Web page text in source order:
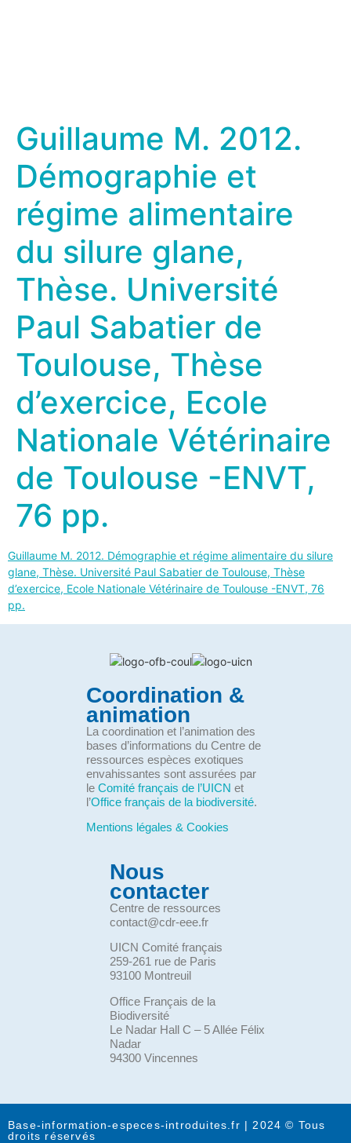
Guillaume M. 2012.
Démographie et
régime alimentaire
du silure glane,
Thèse. Université
Paul Sabatier de
Toulouse, Thèse
d’exercice, Ecole
Nationale Vétérinaire
de Toulouse -ENVT,
76 pp.
Guillaume M. 2012. Démographie et régime alimentaire du silure
glane, Thèse. Université Paul Sabatier de Toulouse, Thèse
d’exercice, Ecole Nationale Vétérinaire de Toulouse -ENVT, 76
pp.
Coordination &
animation
La coordination et l’animation des
bases d’informations du Centre de
ressources espèces exotiques
envahissantes sont assurées par
le Comité français de l’UICN et
l’Office français de la biodiversité.
Mentions légales & Cookies
Nous
contacter
Centre de ressources
contact@cdr-eee.fr
UICN Comité français
259-261 rue de Paris
93100 Montreuil
Office Français de la
Biodiversité
Le Nadar Hall C – 5 Allée Félix
Nadar
94300 Vincennes
Base-information-especes-introduites.fr | 2024 © Tous
droits réservés